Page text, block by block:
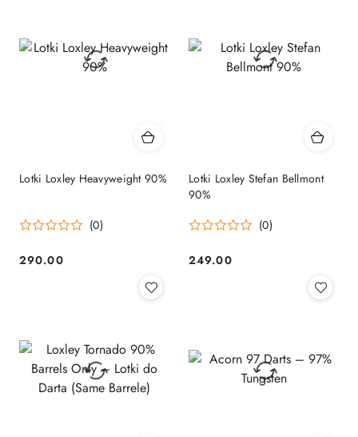
Lotki Loxley Heavyweight 90%
(0)
Cena:
290.00
Lotki Loxley Stefan Bellmont
90%
(0)
Cena:
249.00